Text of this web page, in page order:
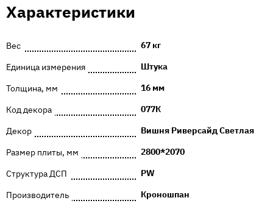
Характеристики
Вес
67 кг
Единица измерения
Штука
Толщина, мм
16 мм
Код декора
077К
Декор
Вишня Риверсайд Светлая
Размер плиты, мм
2800*2070
Структура ДСП
PW
Производитель
Кроношпан